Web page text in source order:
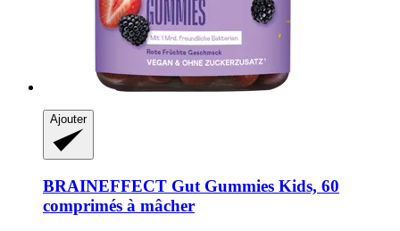
Ajouter
BRAINEFFECT Gut Gummies Kids, 60
comprimés à mâcher